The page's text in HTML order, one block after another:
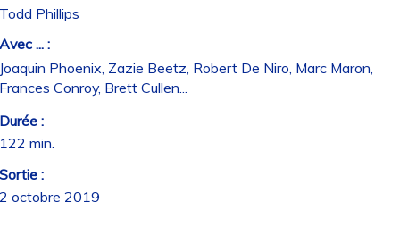
Phillips
... :
Phoenix, Zazie Beetz, Robert De Niro, Marc Maron,
Conroy, Brett Cullen...
:
min.
:
octobre 2019